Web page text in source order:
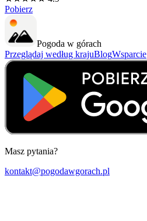
Pobierz
Pogoda w górach
Przeglądaj według krajuBlogWsparcie
Masz pytania?
kontakt@pogodawgorach.pl